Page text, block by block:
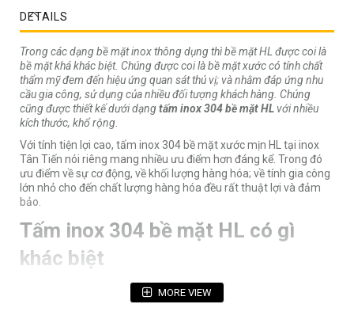
DETAILS
Trong các dạng bề mặt inox thông dụng thì bề mặt HL được coi là
bề mặt khá khác biệt. Chúng được coi là bề mặt xước có tính chất
thẩm mỹ đem đến hiệu ứng quan sát thú vị; và nhằm đáp ứng nhu
cầu gia công, sử dụng của nhiều đối tượng khách hàng. Chúng
cũng được thiết kế dưới dạngtấm inox 304 bề mặt HL với nhiều
kích thước, khổ rộng.
Với tính tiện lợi cao, tấm inox 304 bề mặt xước mịn HL tại inox
Tân Tiến nói riêng mang nhiều ưu điểm hơn đáng kể. Trong đó
ưu điểm về sự cơ động, về khối lượng hàng hóa; về tính gia công
lớn nhỏ cho đến chất lượng hàng hóa đều rất thuật lợi và đảm
bảo.
Tấm inox 304 bề mặt HL có gì
khác biệt
MORE VIEW